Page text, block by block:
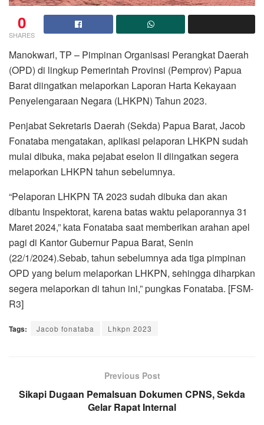
0
SHARES
Manokwari, TP – Pimpinan Organisasi Perangkat Daerah
(OPD) di lingkup Pemerintah Provinsi (Pemprov) Papua
Barat diingatkan melaporkan Laporan Harta Kekayaan
Penyelengaraan Negara (LHKPN) Tahun 2023.
Penjabat Sekretaris Daerah (Sekda) Papua Barat, Jacob
Fonataba mengatakan, aplikasi pelaporan LHKPN sudah
mulai dibuka, maka pejabat eselon II diingatkan segera
melaporkan LHKPN tahun sebelumnya.
“Pelaporan LHKPN TA 2023 sudah dibuka dan akan
dibantu Inspektorat, karena batas waktu pelaporannya 31
Maret 2024,” kata Fonataba saat memberikan arahan apel
pagi di Kantor Gubernur Papua Barat, Senin
(22/1/2024).Sebab, tahun sebelumnya ada tiga pimpinan
OPD yang belum melaporkan LHKPN, sehingga diharpkan
segera melaporkan di tahun ini,” pungkas Fonataba. [FSM-
R3]
Tags: Jacob fonataba Lhkpn 2023
Previous Post
Sikapi Dugaan Pemalsuan Dokumen CPNS, Sekda
Gelar Rapat Internal